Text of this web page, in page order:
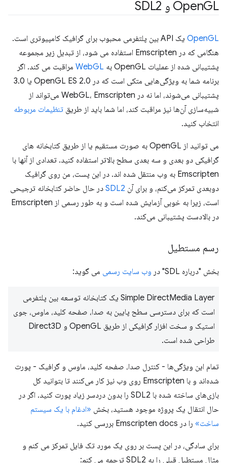
OpenGL و SDL2
OpenGL
یک API بین پلتفرمی محبوب برای گرافیک کامپیوتری است.
هنگامی که در Emscripten استفاده می شود، از تبدیل زیر مجموعه
پشتیبانی شده از عملیات OpenGL به
WebGL مراقبت می کند. اگر
برنامه شما به ویژگی‌هایی متکی است که در OpenGL ES 2.0 یا 3.0
پشتیبانی می‌شوند، اما نه در WebGL، Emscripten می‌تواند از
شبیه‌سازی آن‌ها نیز مراقبت کند، اما شما باید از طریق تنظیمات مربوطه
انتخاب کنید.
می توانید از OpenGL به صورت مستقیم یا از طریق کتابخانه های
گرافیکی دو بعدی و سه بعدی سطح بالاتر استفاده کنید. تعدادی از آنها با
Emscripten به وب منتقل شده اند. در این پست، من روی گرافیک
دوبعدی تمرکز می‌کنم، و برای آن SDL2 در حال حاضر کتابخانه ترجیحی
است، زیرا به خوبی آزمایش شده است و به طور رسمی از Emscripten
در بالادست پشتیبانی می‌کند.
رسم مستطیل
بخش "درباره SDL" در وب سایت رسمی می گوید:
Simple DirectMedia Layer یک کتابخانه توسعه بین پلتفرمی
است که برای دسترسی سطح پایین به صدا، صفحه کلید، ماوس، جوی
استیک و سخت افزار گرافیکی از طریق OpenGL و Direct3D
طراحی شده است.
تمام این ویژگی‌ها - کنترل صدا، صفحه کلید، ماوس و گرافیک - پورت
شده‌اند و با Emscripten روی وب نیز کار می‌کنند تا بتوانید کل
بازی‌های ساخته شده با SDL2 را بدون دردسر زیاد پورت کنید. اگر در
حال انتقال یک پروژه موجود هستید، بخش «ادغام با یک سیستم
ساخت» را در Emscripten docs بررسی کنید.
برای سادگی، در این پست بر روی یک مورد تک فایل تمرکز می کنم و
مثال مستطیل قبلی را به SDL2 ترجمه می کنم: